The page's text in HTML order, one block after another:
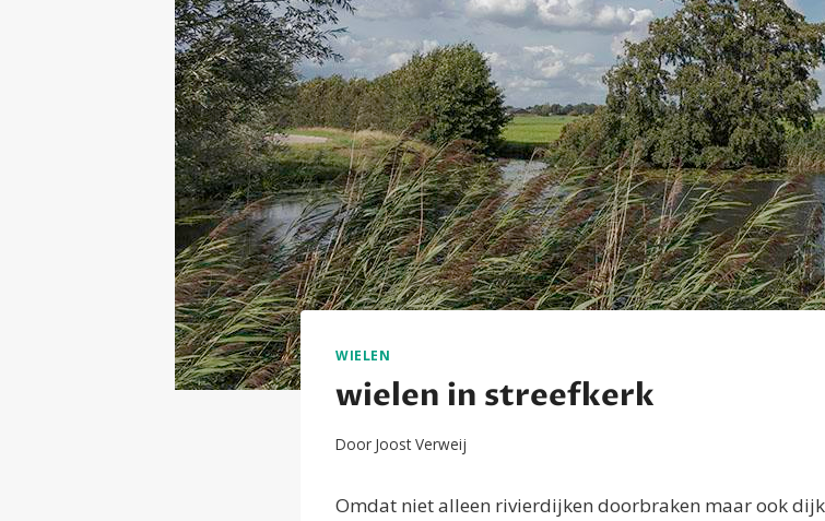
WIELEN
wielen in streefkerk
Door Joost Verweij
Omdat niet alleen rivierdijken doorbraken maar ook